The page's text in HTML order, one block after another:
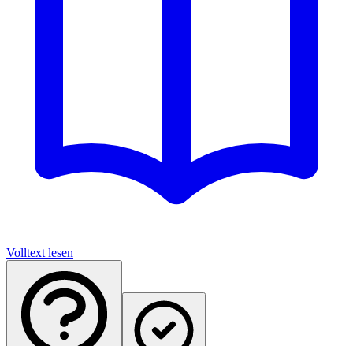
Volltext lesen